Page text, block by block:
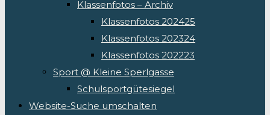
Klassenfotos – Archiv
Klassenfotos 202425
Klassenfotos 202324
Klassenfotos 202223
Sport @ Kleine Sperlgasse
Schulsportgütesiegel
Website-Suche umschalten